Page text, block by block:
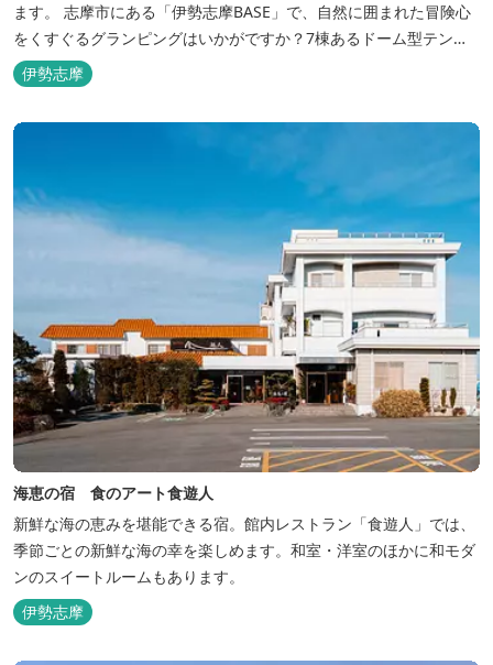
ます。 志摩市にある「伊勢志摩BASE」で、自然に囲まれた冒険心
をくすぐるグランピングはいかがですか？7棟あるドーム型テント
での宿泊やFREE BARのサービス、伊勢志摩の特産を使ったBBQ
が、楽しいひとときを演出します。温暖な伊勢志摩で、特別なリゾ
ートのひとときを。
伊勢志摩
海恵の宿 食のアート食遊人
新鮮な海の恵みを堪能できる宿。館内レストラン「食遊人」では、
季節ごとの新鮮な海の幸を楽しめます。和室・洋室のほかに和モダ
ンのスイートルームもあります。
伊勢志摩